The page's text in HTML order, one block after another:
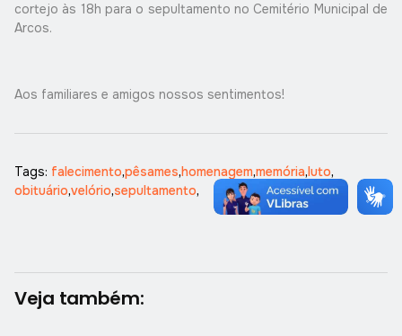
cortejo às 18h para o sepultamento no Cemitério Municipal de
Arcos.
Aos familiares e amigos nossos sentimentos!
Tags: falecimento,pêsames,homenagem,memória,luto,
obituário,velório,sepultamento,
Veja também: